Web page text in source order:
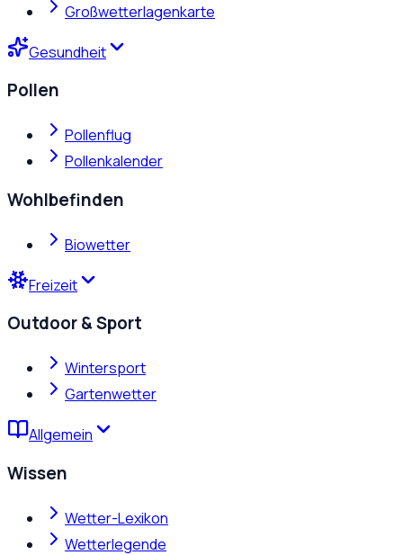
Großwetterlagenkarte
Gesundheit
Pollen
Pollenflug
Pollenkalender
Wohlbefinden
Biowetter
Freizeit
Outdoor & Sport
Wintersport
Gartenwetter
Allgemein
Wissen
Wetter-Lexikon
Wetterlegende